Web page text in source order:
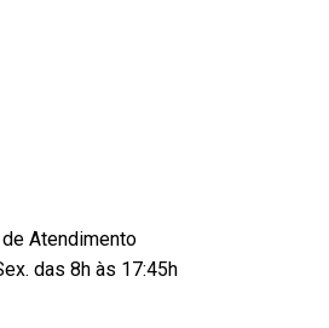
Atendimento
das 8h às 17:45h